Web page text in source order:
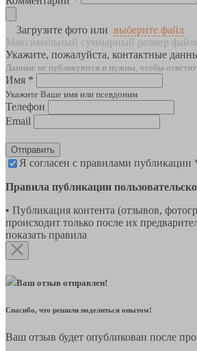
Загрузите фото или выберите файл
Максимальный суммарный размер
Укажите, пожалуйста, контактные
Данные не публикуются и нужны, чтобы
Имя *
Укажите Ваше имя или псевдоним
Телефон
Email
Отправить
Я согласен с правилами публикации
Правила публикации
• Публикация контента (отзывов,
происходит только после их
показать правила
Ваш отзыв отправлен!
Спасибо, что решили поделиться опытом!
Ваш отзыв будет опубликован после